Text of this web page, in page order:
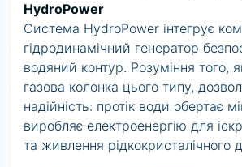
HydroPower
Система HydroPower інтегрує
гідродинамічний генератор
водяний контур. Розуміння того,
газова колонка цього типу,
надійність: протік води обертає
виробляє електроенергію для
та живлення рідкокристалічного